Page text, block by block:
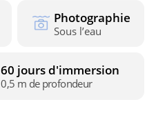
Photographie
Sous l’eau
60 jours d'immersion
0,5 m de profondeur